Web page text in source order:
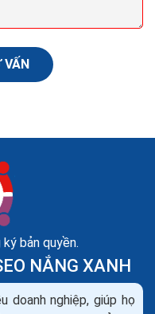
tiền seo quảng cáo
VẤN
bản quyền.
NẮNG XANH
doanh nghiệp, giúp họ